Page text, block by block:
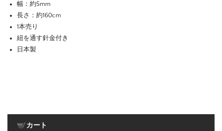
幅：約5mm
長さ：約160cm
1本売り
紐を通す針金付き
日本製
カート